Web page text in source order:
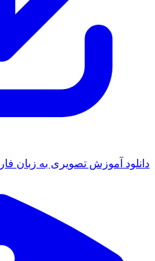
دانلود آموزش تصویری به زبان